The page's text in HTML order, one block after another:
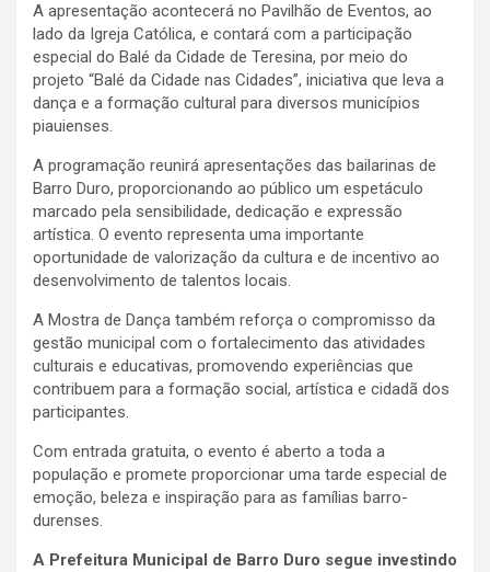
A apresentação acontecerá no Pavilhão de Eventos, ao
lado da Igreja Católica, e contará com a participação
especial do Balé da Cidade de Teresina, por meio do
projeto “Balé da Cidade nas Cidades”, iniciativa que leva a
dança e a formação cultural para diversos municípios
piauienses.
A programação reunirá apresentações das bailarinas de
Barro Duro, proporcionando ao público um espetáculo
marcado pela sensibilidade, dedicação e expressão
artística. O evento representa uma importante
oportunidade de valorização da cultura e de incentivo ao
desenvolvimento de talentos locais.
A Mostra de Dança também reforça o compromisso da
gestão municipal com o fortalecimento das atividades
culturais e educativas, promovendo experiências que
contribuem para a formação social, artística e cidadã dos
participantes.
Com entrada gratuita, o evento é aberto a toda a
população e promete proporcionar uma tarde especial de
emoção, beleza e inspiração para as famílias barro-
durenses.
A Prefeitura Municipal de Barro Duro segue investindo